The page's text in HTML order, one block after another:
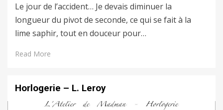
Le jour de l’accident… Je devais diminuer la
longueur du pivot de seconde, ce qui se fait à la
lime saphir, tout en douceur pour…
Read More
Horlogerie – L. Leroy